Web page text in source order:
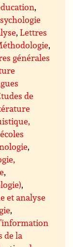
,
,Lettres
,
générales
de
,
,
,
et analyse
,
de la